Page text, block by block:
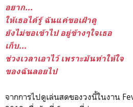
อยาก...
ให้เธอได้รู้ ฉันแค่ขอเฝ้าดู
ยังไม่ขอเข้าไป อยู่ข้างๆใจเธอ
เก็บ...
ช่วงเวลาเอาไว้ เพราะมันทำให้ใจ
ของฉันลอยไป
จากการไปดูเล่นสดของวงนี้ในงาน